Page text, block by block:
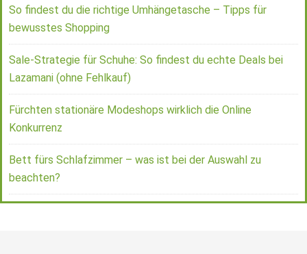
So findest du die richtige Umhängetasche – Tipps für
bewusstes Shopping
Sale-Strategie für Schuhe: So findest du echte Deals bei
Lazamani (ohne Fehlkauf)
Fürchten stationäre Modeshops wirklich die Online
Konkurrenz
Bett fürs Schlafzimmer – was ist bei der Auswahl zu
beachten?